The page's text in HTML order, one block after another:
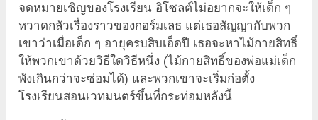
จดหมายเชิญของโรงเรียน อิโซลต์ไม่อยากจะให้เด็ก ๆ
หวาดกลัวเรื่องราวของกอร์มเลธ แต่เธอสัญญากับพวก
เขาว่าเมื่อเด็ก ๆ อายุครบสิบเอ็ดปี เธอจะหาไม้กายสิทธิ์
ให้พวกเขาด้วยวิธีใดวิธีหนึ่ง (ไม้กายสิทธิ์ของพ่อแม่เด็ก
พังเกินกว่าจะซ่อมได้) และพวกเขาจะเริ่มก่อตั้ง
โรงเรียนสอนเวทมนตร์ขึ้นที่กระท่อมหลังนี้